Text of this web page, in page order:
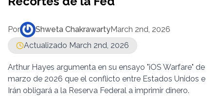
Por Shweta ChakrawartyMarch 2nd, 2026
Actualizado March 2nd, 2026
Arthur Hayes argumenta en su ensayo "iOS Warfare" de
marzo de 2026 que el conflicto entre Estados Unidos e
Irán obligará a la Reserva Federal a imprimir dinero.